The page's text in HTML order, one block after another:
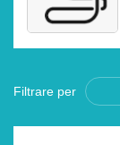
Filtrare per